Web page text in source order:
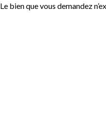
Le bien que vous demandez